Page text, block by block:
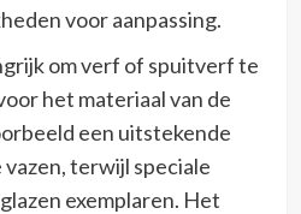
voor aanpassing.
om verf of spuitverf te
het materiaal van de
een uitstekende
terwijl speciale
exemplaren. Het